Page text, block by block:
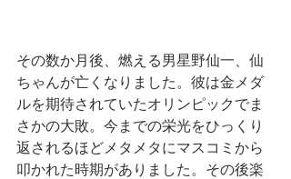
その数か月後、燃える男星野仙一、仙
ちゃんが亡くなりました。彼は金メダ
ルを期待されていたオリンピックでま
さかの大敗。今までの栄光をひっくり
返されるほどメタメタにマスコミから
叩かれた時期がありました。その後楽